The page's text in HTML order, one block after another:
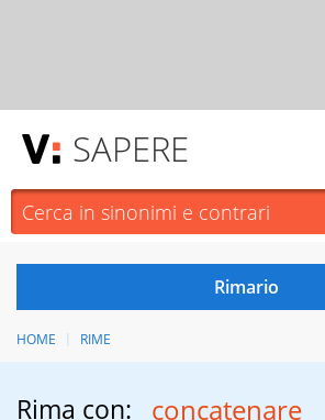
SAPERE
HOME RIME
Rima con: concatenare